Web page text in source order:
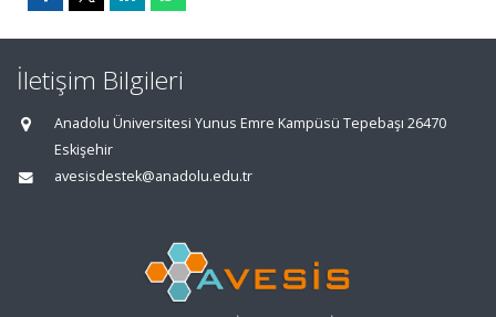
İletişim Bilgileri
Anadolu Üniversitesi Yunus Emre Kampüsü Tepebaşı 26470
Eskişehir
avesisdestek@anadolu.edu.tr